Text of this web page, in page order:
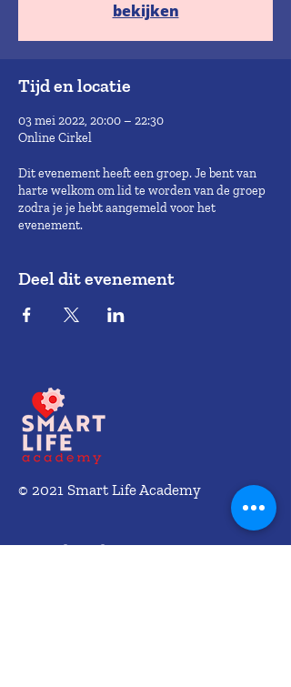
bekijken
Tijd en locatie
03 mei 2022, 20:00 – 22:30
Online Cirkel
Dit evenement heeft een groep. Je bent van
harte welkom om lid te worden van de groep
zodra je je hebt aangemeld voor het
evenement.
Deel dit evenement
© 2021 Smart Life Academy
contact